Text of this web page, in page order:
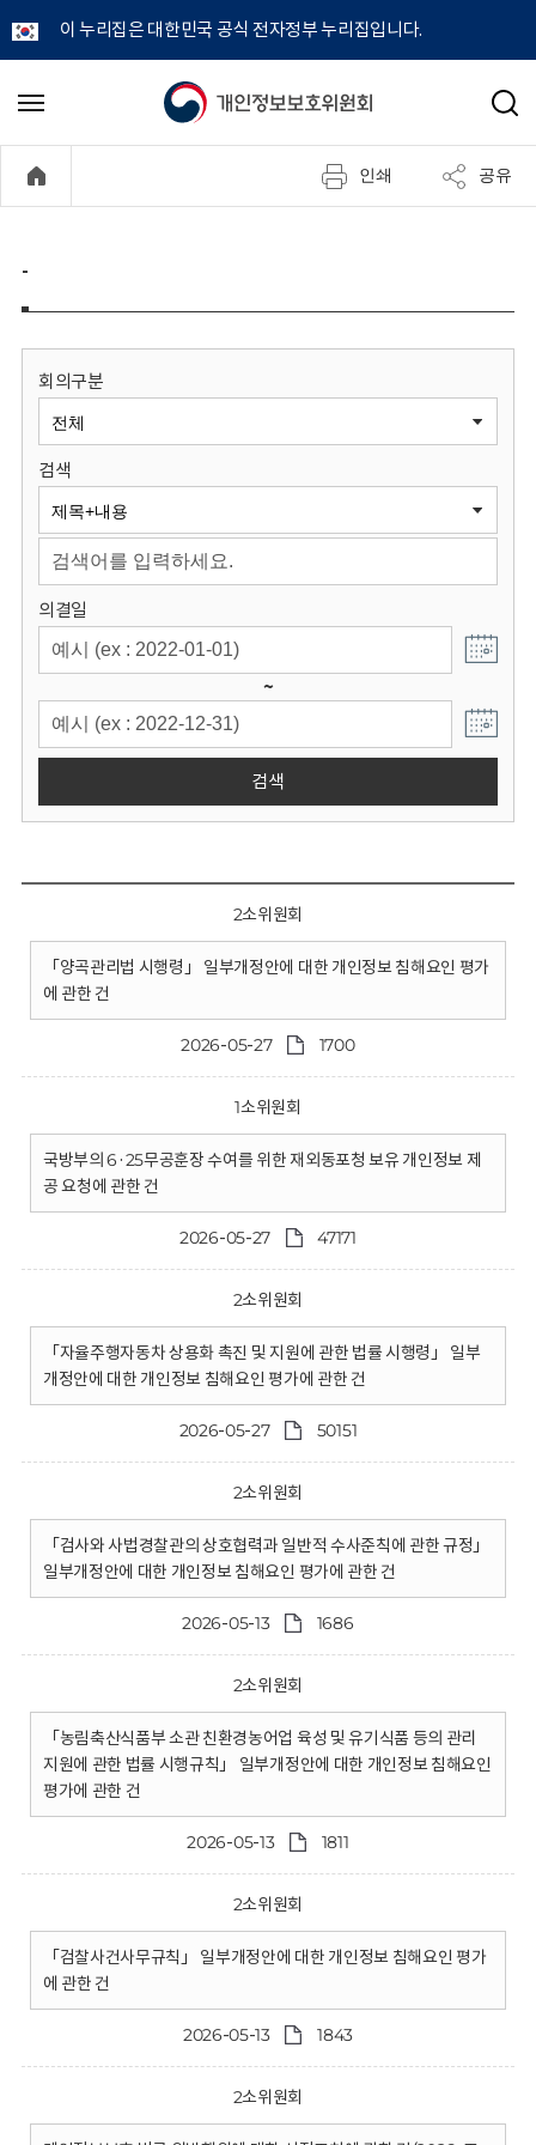
이 누리집은 대한민국 공식 전자정부 누리집입니다.
개
정
보
원
회
메
기
검
인쇄 공유
-
회의구분
검색
의결일
~
검색
2소위원회
「양곡관리법 시행령」 일부개정안에 대한 개인정보 침해요인 평가
에 관한 건
2026-05-27 1700
1소위원회
국방부의 6·25무공훈장 수여를 위한 재외동포청 보유 개인정보 제
공 요청에 관한 건
2026-05-27 47171
2소위원회
「자율주행자동차 상용화 촉진 및 지원에 관한 법률 시행령」 일부
개정안에 대한 개인정보 침해요인 평가에 관한 건
2026-05-27 50151
2소위원회
「검사와 사법경찰관의 상호협력과 일반적 수사준칙에 관한 규정」
일부개정안에 대한 개인정보 침해요인 평가에 관한 건
2026-05-13 1686
2소위원회
「농림축산식품부 소관 친환경농어업 육성 및 유기식품 등의 관리
지원에 관한 법률 시행규칙」 일부개정안에 대한 개인정보 침해요인
평가에 관한 건
2026-05-13 1811
2소위원회
「검찰사건사무규칙」 일부개정안에 대한 개인정보 침해요인 평가
에 관한 건
2026-05-13 1843
2소위원회